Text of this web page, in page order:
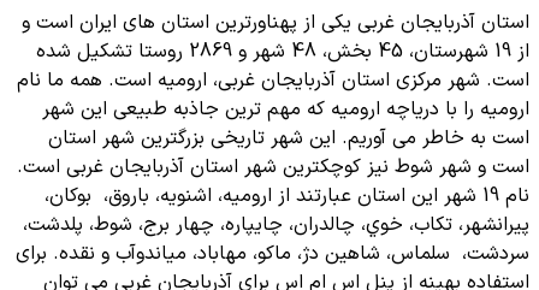
استان آذربایجان غربی یکی از پهناورترین استان های ایران است و
از 19 شهرستان، 45 بخش، 48 شهر و 2869 روستا تشکیل شده
است. شهر مرکزی استان آذربایجان غربی، ارومیه است. همه ما نام
ارومیه را با دریاچه ارومیه که مهم ترین جاذبه طبیعی این شهر
است به خاطر می آوریم. این شهر تاریخی بزرگترین شهر استان
است و شهر شوط نیز کوچکترین شهر استان آذربایجان غربی است.
نام 19 شهر این استان عبارتند از اروميه، اشنويه، باروق، بوکان،
پيرانشهر، تکاب، خوي، چالدران، چایپاره، چهار برج، شوط، پلدشت،
سردشت، سلماس، شاهين دژ، ماکو، مهاباد، مياندوآب و نقده. برای
استفاده بهینه از پنل اس ام اس برای آذربایجان غربی می توان